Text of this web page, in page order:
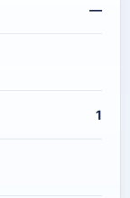
—
1